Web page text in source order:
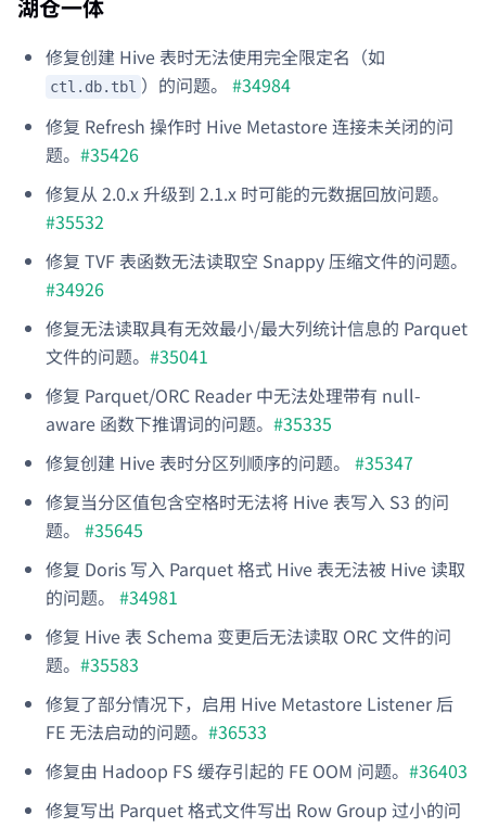
湖仓一体
修复创建 Hive 表时无法使用完全限定名（如
ctl.db.tbl ）的问题。 #34984
修复 Refresh 操作时 Hive Metastore 连接未关闭的问
题。 #35426
修复从 2.0.x 升级到 2.1.x 时可能的元数据回放问题。
#35532
修复 TVF 表函数无法读取空 Snappy 压缩文件的问题。
#34926
修复无法读取具有无效最小/最大列统计信息的 Parquet
文件的问题。 #35041
修复 Parquet/ORC Reader 中无法处理带有 null-
aware 函数下推谓词的问题。 #35335
修复创建 Hive 表时分区列顺序的问题。 #35347
修复当分区值包含空格时无法将 Hive 表写入 S3 的问
题。 #35645
修复 Doris 写入 Parquet 格式 Hive 表无法被 Hive 读取
的问题。 #34981
修复 Hive 表 Schema 变更后无法读取 ORC 文件的问
题。 #35583
修复了部分情况下，启用 Hive Metastore Listener 后
FE 无法启动的问题。 #36533
修复由 Hadoop FS 缓存引起的 FE OOM 问题。 #36403
修复写出 Parquet 格式文件写出 Row Group 过小的问